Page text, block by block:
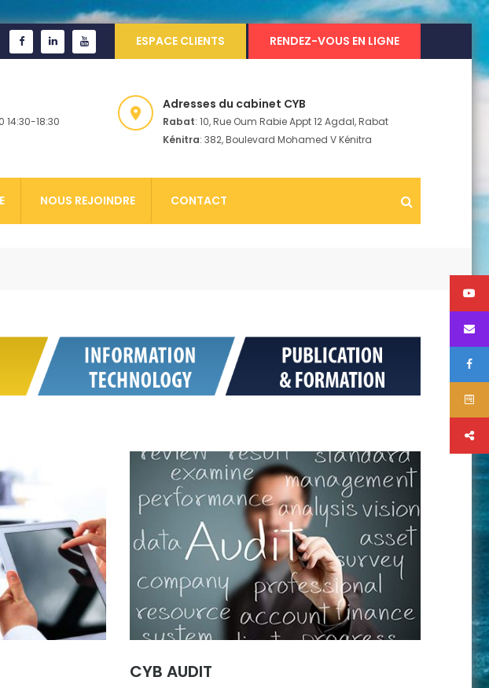
ESPACE CLIENTS RENDEZ-VOUS EN LIGNE
14:30-18:30
Adresses du cabinet CYB
Rabat: 10, Rue Oum Rabie Appt 12 Agdal, Rabat
Kénitra: 382, Boulevard Mohamed V Kénitra
NOUS REJOINDRE CONTACT
CYB AUDIT